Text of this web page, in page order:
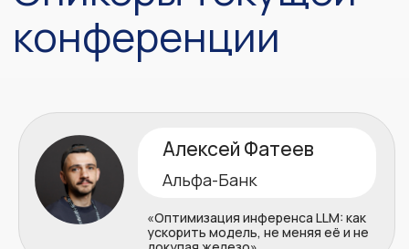
Больше о выступлениях
на предстоящей конференции:
«Повышение эффективности НТ
за счет ИИ агентов»
Сбер
инфраструктурного кода»